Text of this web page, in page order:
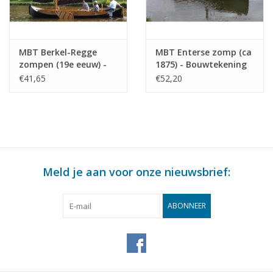
MBT Berkel-Regge
zompen (19e eeuw) -
Bouwtekening Schaal 1
€41,65
MBT Enterse zomp (ca
1875) - Bouwtekening
Schaal 1 : 20
€52,20
Meld je aan voor onze nieuwsbrief:
ABONNEER